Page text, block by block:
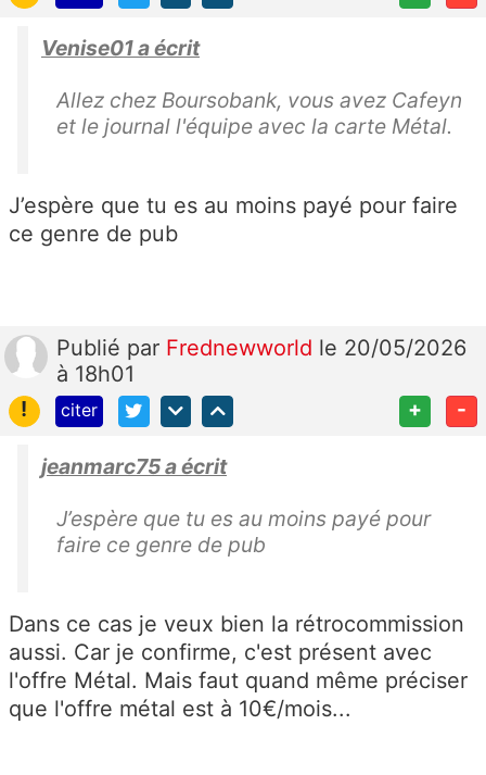
Venise01 a écrit
Allez chez Boursobank, vous avez Cafeyn
et le journal l'équipe avec la carte Métal.
J’espère que tu es au moins payé pour faire
ce genre de pub
Publié par Frednewworld le 20/05/2026
à 18h01
!
citer + -
jeanmarc75 a écrit
J’espère que tu es au moins payé pour
faire ce genre de pub
Dans ce cas je veux bien la rétrocommission
aussi. Car je confirme, c'est présent avec
l'offre Métal. Mais faut quand même préciser
que l'offre métal est à 10€/mois...